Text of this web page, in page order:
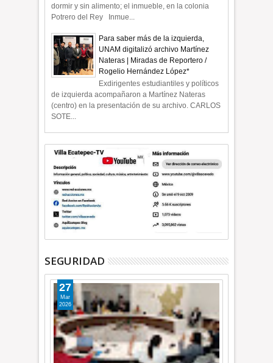
dormir y sin alimento; el inmueble, en la colonia
Potrero del Rey Inmue...
Para saber más de la izquierda,
UNAM digitalizó archivo Martínez
Nateras | Miradas de Reportero /
Rogelio Hernández López*
Exdirigentes estudiantiles y políticos
de izquierda acompañaron a Martínez Nateras
(centro) en la presentación de su archivo. CARLOS
SOTE...
SEGURIDAD
27
Mar
2026